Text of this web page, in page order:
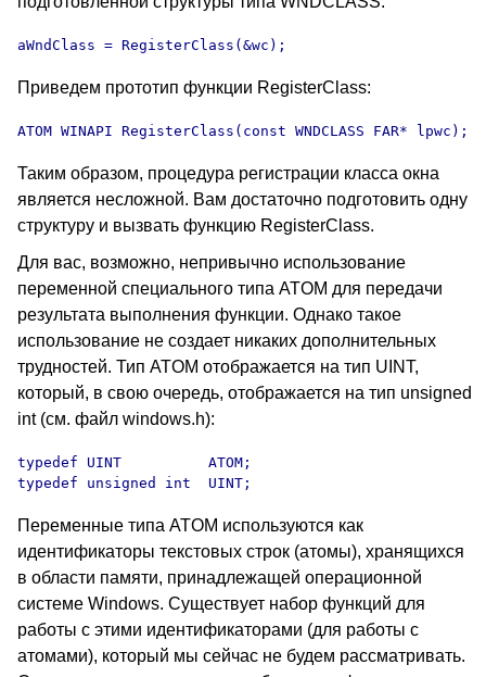
aWndClass = RegisterClass(&wc);
Приведем прототип функции RegisterClass:
ATOM WINAPI RegisterClass(const WNDCLASS FAR* lpwc);
Таким образом, процедура регистрации класса окна
является несложной. Вам достаточно подготовить одну
структуру и вызвать функцию RegisterClass.
Для вас, возможно, непривычно использование
переменной специального типа ATOM для передачи
результата выполнения функции. Однако такое
использование не создает никаких дополнительных
трудностей. Тип ATOM отображается на тип UINT,
который, в свою очередь, отображается на тип unsigned
int (см. файл windows.h):
typedef UINT          ATOM;
typedef unsigned int  UINT;
Переменные типа ATOM используются как
идентификаторы текстовых строк (атомы), хранящихся
в области памяти, принадлежащей операционной
системе Windows. Существует набор функций для
работы с этими идентификаторами (для работы с
атомами), который мы сейчас не будем рассматривать.